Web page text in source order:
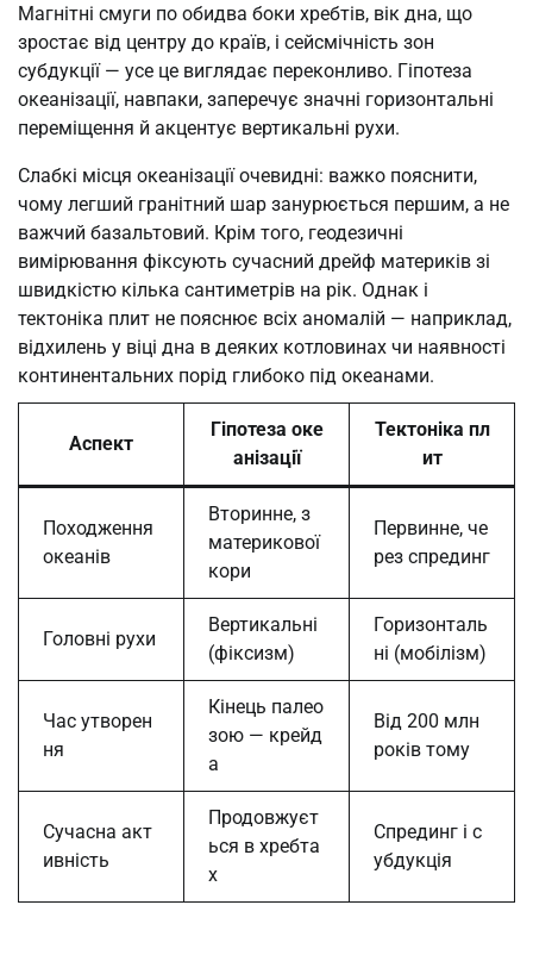
Магнітні смуги по обидва боки хребтів, вік дна, що
зростає від центру до країв, і сейсмічність зон
субдукції — усе це виглядає переконливо. Гіпотеза
океанізації, навпаки, заперечує значні горизонтальні
переміщення й акцентує вертикальні рухи.
Слабкі місця океанізації очевидні: важко пояснити,
чому легший гранітний шар занурюється першим, а не
важчий базальтовий. Крім того, геодезичні
вимірювання фіксують сучасний дрейф материків зі
швидкістю кілька сантиметрів на рік. Однак і
тектоніка плит не пояснює всіх аномалій — наприклад,
відхилень у віці дна в деяких котловинах чи наявності
континентальних порід глибоко під океанами.
Аспект
Гіпотеза оке
анізації
Тектоніка пл
ит
Походження
океанів
Вторинне, з
материкової
кори
Первинне, че
рез спрединг
Головні рухи
Вертикальні
(фіксизм)
Горизонталь
ні (мобілізм)
Час утворен
ня
Кінець палео
зою — крейд
а
Від 200 млн
років тому
Сучасна акт
ивність
Продовжуєт
ься в хребта
х
Спрединг і с
убдукція